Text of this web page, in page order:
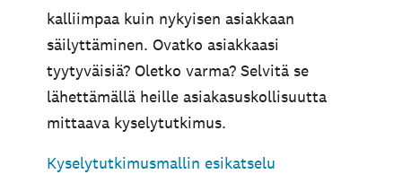
kalliimpaa kuin nykyisen asiakkaan
säilyttäminen. Ovatko asiakkaasi
tyytyväisiä? Oletko varma? Selvitä se
lähettämällä heille asiakasuskollisuutta
mittaava kyselytutkimus.
Kyselytutkimusmallin esikatselu